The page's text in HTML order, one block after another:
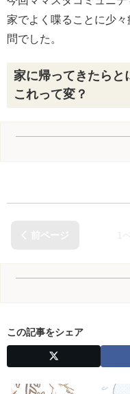
家でよく喋ることに少
問でした。
家に帰ってきたらと
これって変？
この記事をシェア